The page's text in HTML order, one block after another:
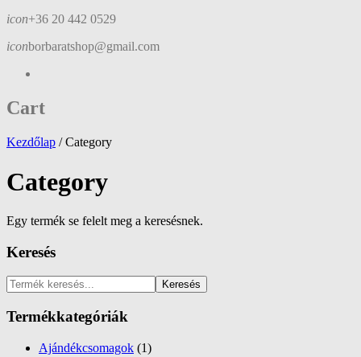
icon+36 20 442 0529
iconborbaratshop@gmail.com
Cart
Kezdőlap /Category
Category
Egy termék se felelt meg a keresésnek.
Keresés
Keresés
Termékkategóriák
Ajándékcsomagok (1)